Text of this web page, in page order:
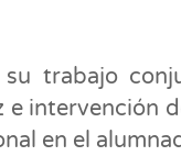
trabajo
intervención
en el